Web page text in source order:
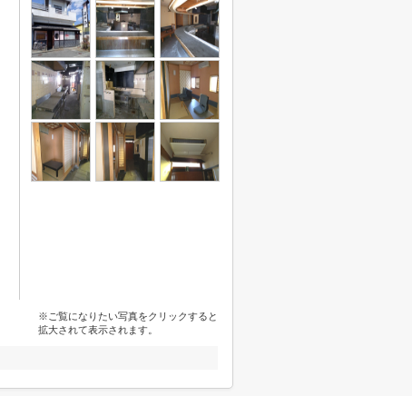
※ご覧になりたい写真をクリックすると
拡大されて表示されます。